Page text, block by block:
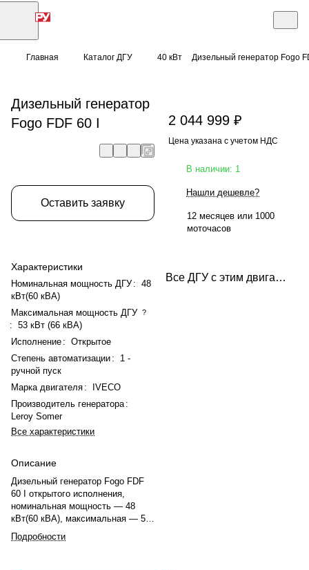
Главная Каталог ДГУ 40 кВт Дизельный генератор Fogo
Дизельный генератор
Fogo FDF 60 I
Оставить заявку
Характеристики
Номинальная мощность ДГУ : 48
кВт(60 кВА)
Максимальная мощность ДГУ ?
: 53 кВт (66 кВА)
Исполнение : Открытое
Степень автоматизации :
1 -
ручной пуск
Марка двигателя :
IVECO
Производитель генератора :
Leroy Somer
Все характеристики
Описание
Дизельный генератор Fogo FDF
60 I открытого исполнения,
номинальная мощность — 48
кВт(60 кВА), максимальная — 53
кВт (66 кВА). Двигатель IVECO
NEF45SM1A, рядное, 4.0-
Подробности
2 044 999 ₽
Цена указана с учетом НДС
В наличии: 1
Нашли дешевле?
12 месяцев или 1000
моточасов
Все ДГУ с этим двигателем